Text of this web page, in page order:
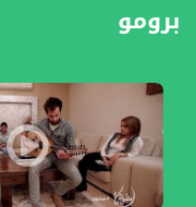
برومو